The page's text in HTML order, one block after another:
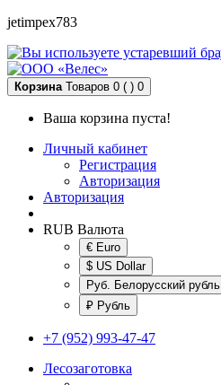
jetimpex783
Корзина Товаров 0 ( ) 0
Ваша корзина пуста!
Личный кабинет
Регистрация
Авторизация
Авторизация
RUB Валюта
€ Euro
$ US Dollar
Руб. Белорусский рубль
₽ Рубль
+7 (952) 993-47-47
Лесозаготовка